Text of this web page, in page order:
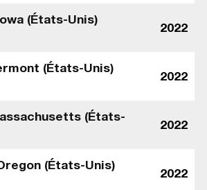
(États-Unis)
2022
(États-Unis)
2022
(États-
2022
(États-Unis)
2022